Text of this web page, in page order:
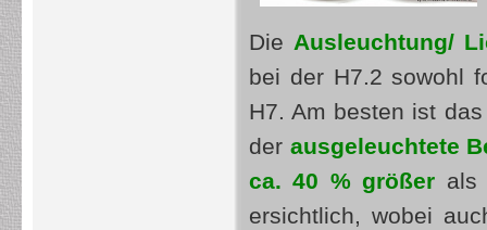
Die Ausleuchtung/
bei der H7.2 sowohl
H7. Am besten ist
der ausgeleuchtete
ca. 40 % größer als
ersichtlich, wobei